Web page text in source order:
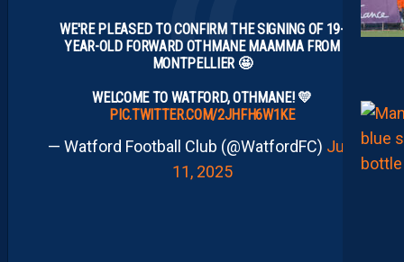
WE'RE PLEASED TO CONFIRM THE SIGNING OF 19-
YEAR-OLD FORWARD OTHMANE MAAMMA FROM
MONTPELLIER 🤩
WELCOME TO WATFORD, OTHMANE! 💛
PIC.TWITTER.COM/2JHFH6W1KE
— Watford Football Club (@WatfordFC) July
11, 2025